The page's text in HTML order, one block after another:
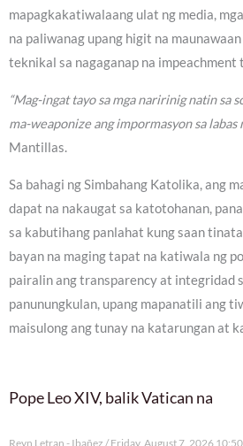
mapagkakatiwalaang ulat ng media,
na paliwanag upang higit na
teknikal sa nagaganap na impeachment
“Mag-ingat tayo sa mga naririnig natin sa
ma-weaponize ang impormasyon sa labas
Mantillas.
Sa bahagi ng Simbahang Katolika, ang
dapat na nakaugat sa katotohanan,
sa kabutihang panlahat kung saan
bayan na maging tapat na katiwala ng
pairalin ang transparency at integridad
panunungkulan, upang mapanatili ang
maisulong ang tunay na katarungan at
Pope Leo XIV, balik Vatican na
Reyn Letran - Ibañez Friday, August 7, 2026